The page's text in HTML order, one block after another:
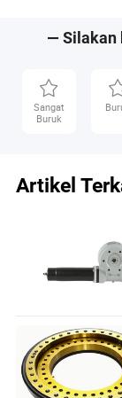
— Silakan
Sangat
Buruk
Artikel